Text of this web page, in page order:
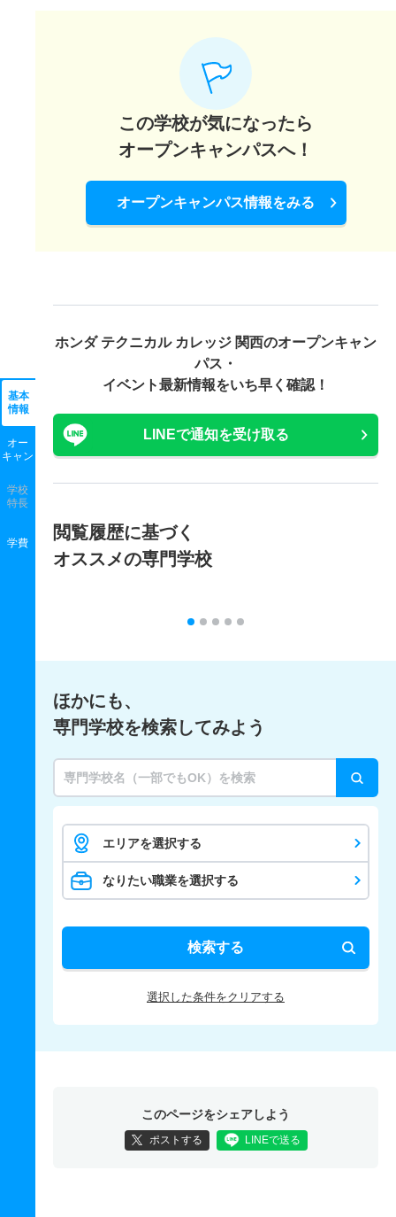
基本
情報
オー
キャン
学校
特長
学費
この学校が気になったら
オープンキャンパスへ！
オープンキャンパス情報をみる
ホンダ テクニカル カレッジ 関西のオープンキャン
パス・
イベント最新情報をいち早く確認！
LINEで通知を受け取る
閲覧履歴に基づく
オススメの専門学校
ほかにも、
専門学校を検索してみよう
エリアを選択する
なりたい職業を選択する
検索する
選択した条件をクリアする
このページをシェアしよう
ポストする LINEで送る